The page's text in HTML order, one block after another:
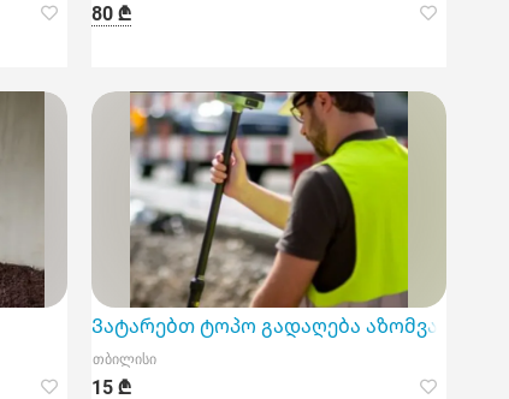
80 ₾
Ვატარებთ ტოპო გადაღება აზომვა
თბილისი
15 ₾